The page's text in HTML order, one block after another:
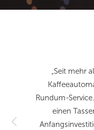
„Seit mehr
Rundum-
einen